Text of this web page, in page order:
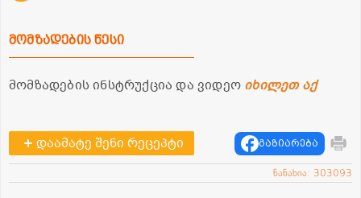
მომზადების წესი
მომზადების ინსტრუქცია და ვიდეო იხილეთ აქ
დაამატე შენი რეცეპტი გაზიარება
ნანახია: 303093